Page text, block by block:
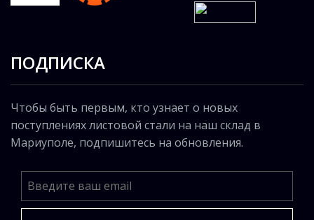
ПОДПИСКА
Чтобы быть первым, кто узнает о новых
поступлениях листовой стали на наш склад в
Мариуполе, подпишитесь на обновления.